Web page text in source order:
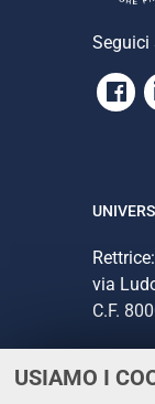
USIAMO I
Seguici
via
C.F.